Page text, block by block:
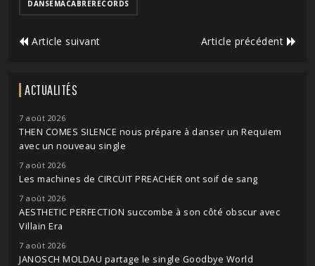
DANSEMACABRERECORDS
Article suivant Article précédent
ACTUALITÉS
7 août 2026
THEN COMES SILENCE nous prépare à danser un Requiem
avec un nouveau single
7 août 2026
Les machines de CIRCUIT PREACHER ont soif de sang
7 août 2026
AESTHETIC PERFECTION succombe à son côté obscur avec
Villain Era
7 août 2026
JANOSCH MOLDAU partage le single Goodbye World